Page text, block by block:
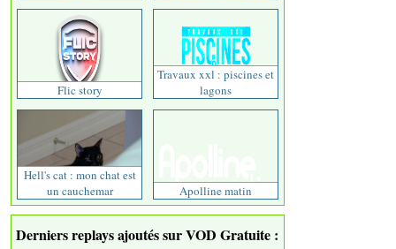
Flic story
Travaux xxl : piscines et
lagons
Hell's cat : mon chat est
un cauchemar
Apolline matin
Derniers replays ajoutés sur VOD Gratuite :